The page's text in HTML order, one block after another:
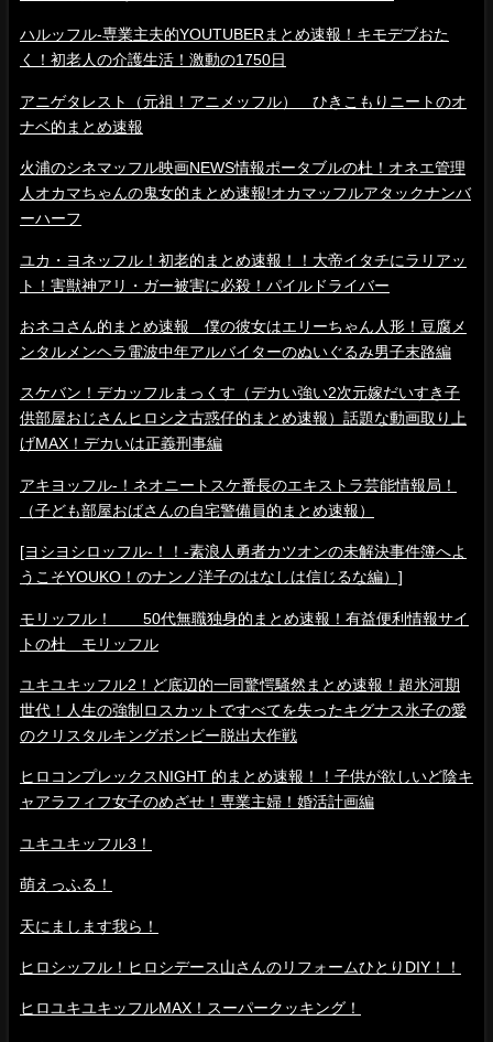
ハルッフル-専業主夫的YOUTUBERまとめ速報！キモデブおた
く！初老人の介護生活！激動の1750日
アニゲタレスト（元祖！アニメッフル） ひきこもりニートのオ
ナベ的まとめ速報
火浦のシネマッフル映画NEWS情報ポータブルの杜！オネエ管理
人オカマちゃんの鬼女的まとめ速報!オカマッフルアタックナンバ
ーハーフ
ユカ・ヨネッフル！初老的まとめ速報！！大帝イタチにラリアッ
ト！害獣神アリ・ガー被害に必殺！パイルドライバー
おネコさん的まとめ速報 僕の彼女はエリーちゃん人形！豆腐メ
ンタルメンヘラ電波中年アルバイターのぬいぐるみ男子末路編
スケバン！デカッフルまっくす（デカい強い2次元嫁だいすき子
供部屋おじさんヒロシ之古惑仔的まとめ速報）話題な動画取り上
げMAX！デカいは正義刑事編
アキヨッフル-！ネオニートスケ番長のエキストラ芸能情報局！
（子ども部屋おばさんの自宅警備員的まとめ速報）
[ヨシヨシロッフル-！！-素浪人勇者カツオンの未解決事件簿へよ
うこそYOUKO！のナンノ洋子のはなしは信じるな編）]
モリッフル！ 50代無職独身的まとめ速報！有益便利情報サイ
トの杜 モリッフル
ユキユキッフル2！ど底辺的一同驚愕騒然まとめ速報！超氷河期
世代！人生の強制ロスカットですべてを失ったキグナス氷子の愛
のクリスタルキングボンビー脱出大作戦
ヒロコンプレックスNIGHT 的まとめ速報！！子供が欲しいど陰キ
ャアラフィフ女子のめざせ！専業主婦！婚活計画編
ユキユキッフル3！
萌えっふる！
天にまします我ら！
ヒロシッフル！ヒロシデース山さんのリフォームひとりDIY！！
ヒロユキユキッフルMAX！スーパークッキング！